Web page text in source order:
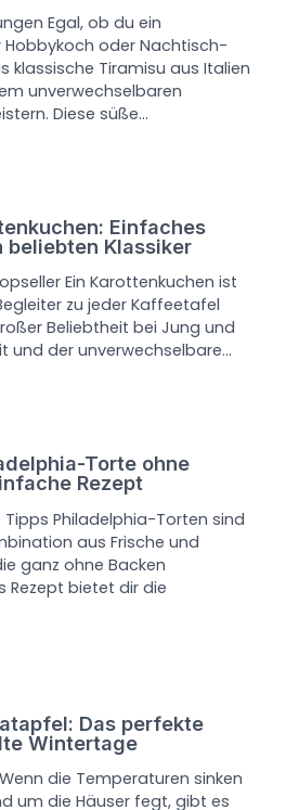
Egal, ob du ein
oder Nachtisch-
klassische Tiramisu aus Italien
unverwechselbaren
Diese süße…
Einfaches
beliebten Klassiker
Ein Karottenkuchen ist
zu jeder Kaffeetafel
Beliebtheit bei Jung und
und der unverwechselbare…
Torte ohne
Rezept
Philadelphia-Torten sind
aus Frische und
ganz ohne Backen
Rezept bietet dir die
Das perfekte
Wintertage
die Temperaturen sinken
um die Häuser fegt, gibt es